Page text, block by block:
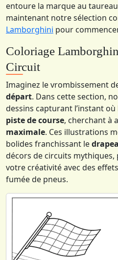
entoure la marque au
maintenant notre sélection
Lamborghini pour
Coloriage
Circuit
Imaginez le vrombissement
départ. Dans cette section,
dessins capturant l’instant où
piste de course, cherchant à
maximale. Ces illustrations
bolides franchissant le
décors de circuits
votre créativité avec des
fumée de pneus.